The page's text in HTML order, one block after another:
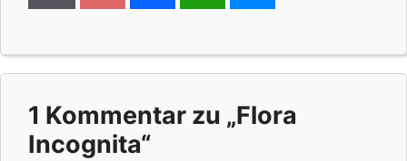
1 Kommentar zu „Flora
Incognita“